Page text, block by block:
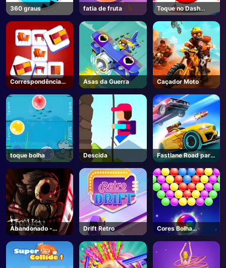
360 graus fatia de fruta
Toque no Dash
Toque
Correspondência
de memória
Asas da Guerra Caçador Moto
toque bolha Descida
Fastlane Road para
Vingança Mestre
Abandonado -
Roblox
Drift Retro
Cores Bolha
Shooter